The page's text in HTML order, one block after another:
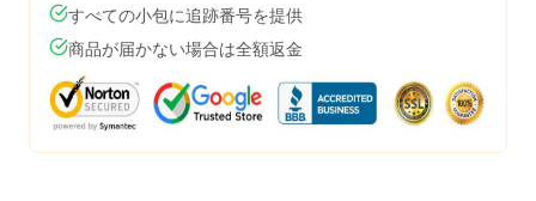
すべての小包に追跡番号を提供
商品が届かない場合は全額返金